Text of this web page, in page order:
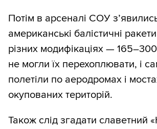
Потім в арсеналі СОУ
американські балістичні
різних модифікаціях —
не могли їх перехоплювати, і
полетіли по аеродромах і
окупованих територій.
Також слід згадати славетний